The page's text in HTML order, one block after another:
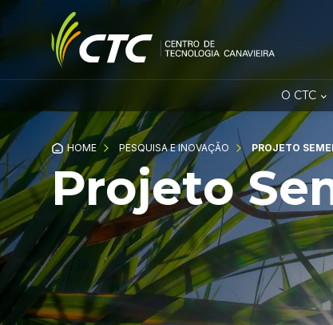
O CTC
HOME PESQUISA E INOVAÇÃO PROJETO
Projeto